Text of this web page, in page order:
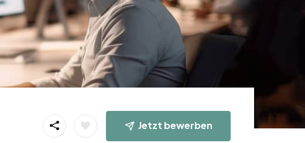
Jetzt bewerben